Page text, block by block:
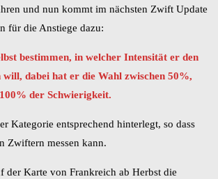
und nun kommt im nächsten Zwift Update
für die Anstiege dazu:
bestimmen, in welcher Intensität er den
dabei hat er die Wahl zwischen 50%,
der Schwierigkeit.
Kategorie entsprechend hinterlegt, so dass
Zwiftern messen kann.
der Karte von Frankreich ab Herbst die